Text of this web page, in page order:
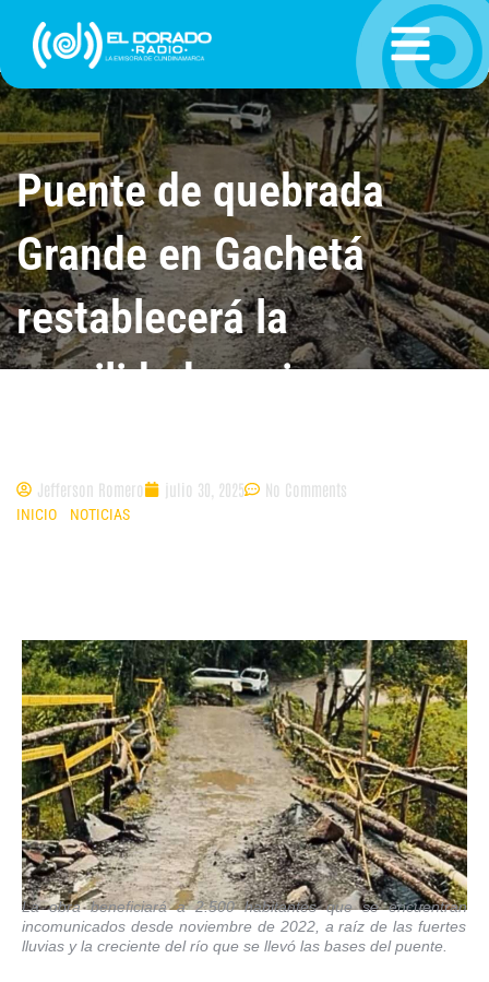
contenido
Puente de quebrada
Grande en Gachetá
restablecerá la
movilidad en cinco
Jefferson Romero julio 30, 2025 No Comments
INICIO NOTICIAS
La obra beneficiará a 2.500 habitantes quese encuentran
incomunicados desde noviembre de 2022, a raíz de las fuertes
lluvias y la creciente del río que se llevó las bases del puente.